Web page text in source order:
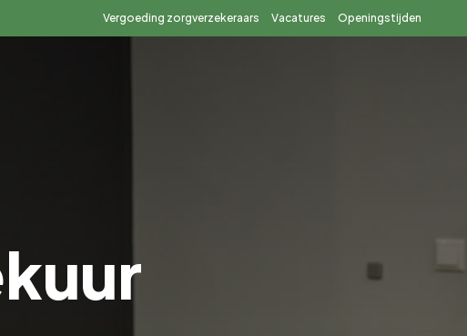
Vergoeding zorgverzekeraars Vacatures Openingstijden